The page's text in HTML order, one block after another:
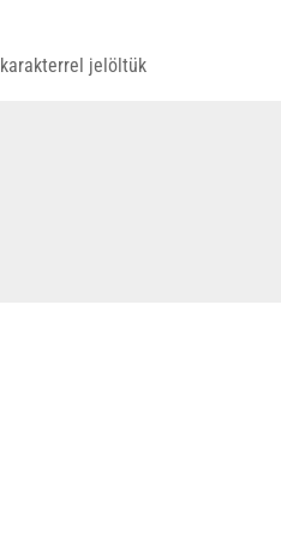
karakterrel jelöltük